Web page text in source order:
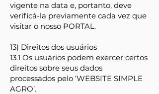
vigente na data e, portanto, deve
verificá-la previamente cada vez que
visitar o nosso PORTAL.
13) Direitos dos usuários
13.1 Os usuários podem exercer certos
direitos sobre seus dados
processados pelo ‘WEBSITE SIMPLE
AGRO’.